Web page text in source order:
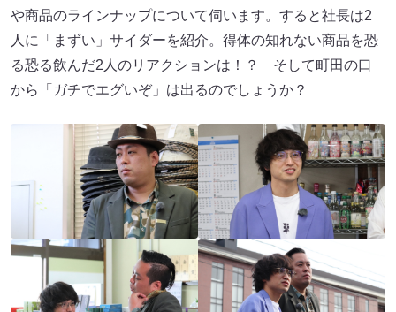
や商品のラインナップについて伺います。すると社長は2
人に「まずい」サイダーを紹介。得体の知れない商品を恐
る恐る飲んだ2人のリアクションは！？ そして町田の口
から「ガチでエグいぞ」は出るのでしょうか？